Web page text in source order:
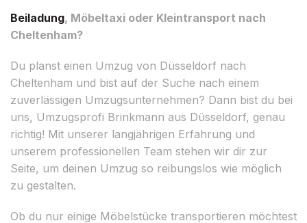
Beiladung, Möbeltaxi oder Kleintransport nach
Cheltenham?
Du planst einen Umzug von Düsseldorf nach
Cheltenham und bist auf der Suche nach einem
zuverlässigen Umzugsunternehmen? Dann bist du bei
uns, Umzugsprofi Brinkmann aus Düsseldorf, genau
richtig! Mit unserer langjährigen Erfahrung und
unserem professionellen Team stehen wir dir zur
Seite, um deinen Umzug so reibungslos wie möglich
zu gestalten.
Ob du nur einige Möbelstücke transportieren möchtest